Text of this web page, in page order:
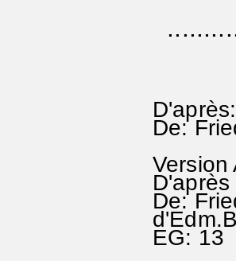
De:
Version
D'après
De:
EG: 13